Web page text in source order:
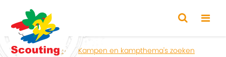
Home Zoeken
Kampen en kampthema's zoeken